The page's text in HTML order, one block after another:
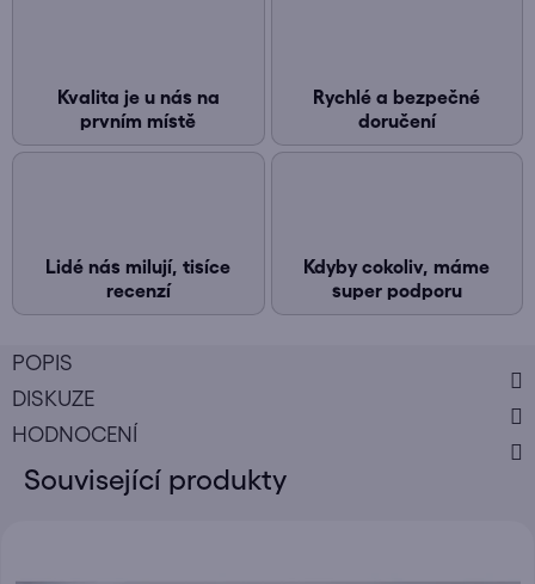
Kvalita je u nás na
prvním místě
Rychlé a bezpečné
doručení
Lidé nás milují, tisíce
recenzí
Kdyby cokoliv, máme
super podporu
POPIS
DISKUZE
HODNOCENÍ
Související produkty